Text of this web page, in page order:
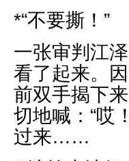
*“不要撕！”
一张审判江
看了起来。
前双手揭下
切地喊：“哎
过来……